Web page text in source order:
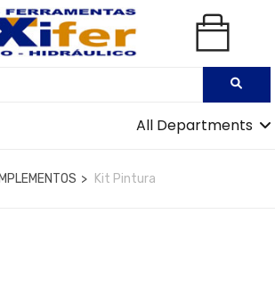
All Departments
Kit Pintura